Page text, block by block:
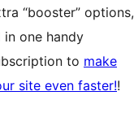
“booster” options,
in one handy
to make
site even faster!!